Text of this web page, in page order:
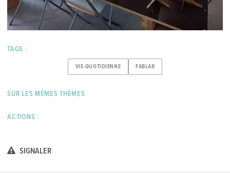
TAGS :
VIE-QUOTIDIENNE FABLAB
SUR LES MÊMES THÈMES
ACTIONS :
SIGNALER